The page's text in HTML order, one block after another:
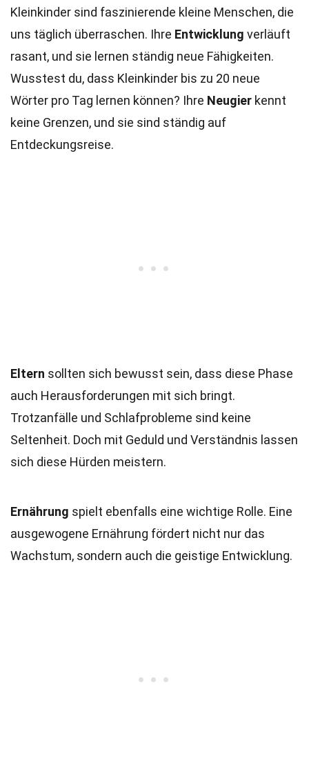
Kleinkinder sind faszinierende kleine Menschen, die
uns täglich überraschen. Ihre Entwicklung verläuft
rasant, und sie lernen ständig neue Fähigkeiten.
Wusstest du, dass Kleinkinder bis zu 20 neue
Wörter pro Tag lernen können? Ihre Neugier kennt
keine Grenzen, und sie sind ständig auf
Entdeckungsreise.
Eltern sollten sich bewusst sein, dass diese Phase
auch Herausforderungen mit sich bringt.
Trotzanfälle und Schlafprobleme sind keine
Seltenheit. Doch mit Geduld und Verständnis lassen
sich diese Hürden meistern.
Ernährung spielt ebenfalls eine wichtige Rolle. Eine
ausgewogene Ernährung fördert nicht nur das
Wachstum, sondern auch die geistige Entwicklung.